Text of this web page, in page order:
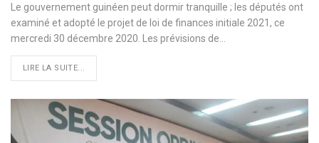
Le gouvernement guinéen peut dormir tranquille ; les députés ont
examiné et adopté le projet de loi de finances initiale 2021, ce
mercredi 30 décembre 2020. Les prévisions de
LIRE LA SUITE...